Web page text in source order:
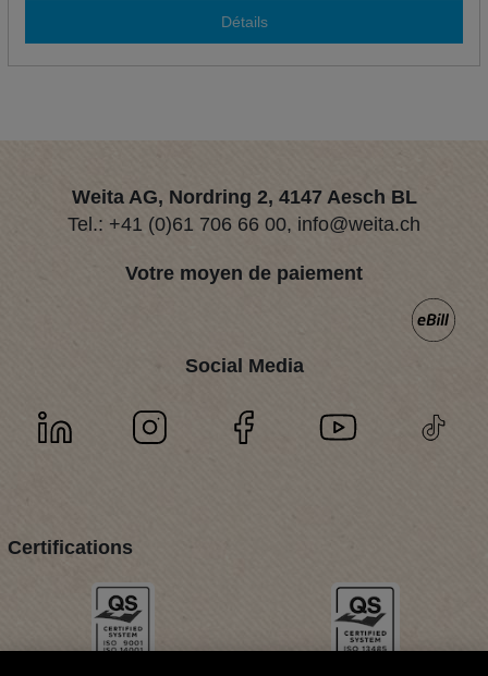
Détails
Weita AG, Nordring 2, 4147 Aesch BL
Tel.: +41 (0)61 706 66 00, info@weita.ch
Votre moyen de paiement
Social Media
Certifications